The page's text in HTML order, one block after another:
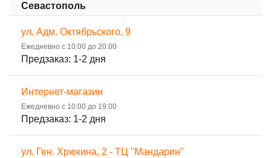
Севастополь
ул. Адм. Октябрьского, 9
Ежедневно с 10:00 до 20:00
Предзаказ: 1-2 дня
Интернет-магазин
Ежедневно с 10:00 до 19:00
Предзаказ: 1-2 дня
ул. Ген. Хрюкина, 2 - ТЦ "Мандарин"